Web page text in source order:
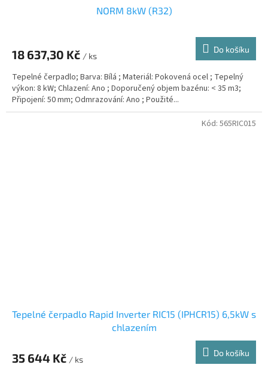
NORM 8kW (R32)
18 637,30 Kč / ks
Do košíku
Tepelné čerpadlo; Barva: Bílá ; Materiál: Pokovená ocel ; Tepelný
výkon: 8 kW; Chlazení: Ano ; Doporučený objem bazénu: < 35 m3;
Připojení: 50 mm; Odmrazování: Ano ; Použité...
Tepelné čerpadlo Rapid Inverter RIC15 (IPHCR15) 6,5kW s
chlazením
35 644 Kč / ks
Do košíku
Kód: 565RIC015